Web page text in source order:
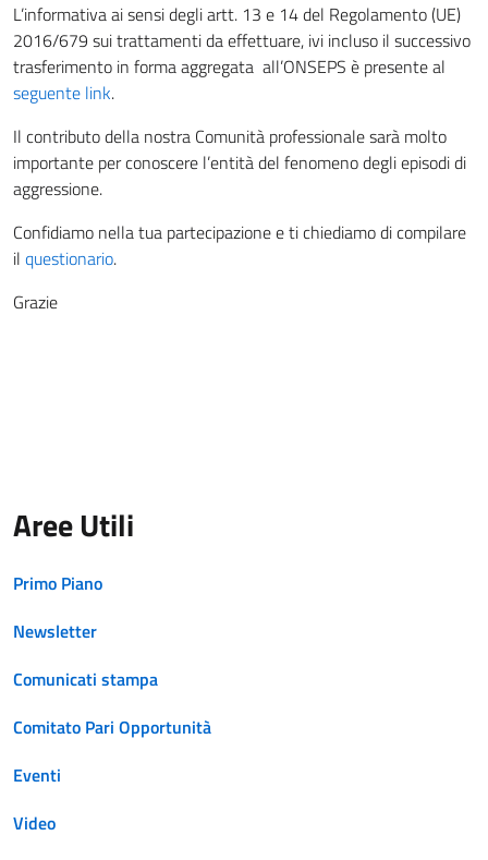
L’informativa ai sensi degli artt. 13 e 14 del Regolamento (UE)
2016/679 sui trattamenti da effettuare, ivi incluso il successivo
trasferimento in forma aggregata all’ONSEPS è presente al
seguente link.
Il contributo della nostra Comunità professionale sarà molto
importante per conoscere l’entità del fenomeno degli episodi di
aggressione.
Confidiamo nella tua partecipazione e ti chiediamo di compilare
il questionario.
Grazie
Aree Utili
Primo Piano
Newsletter
Comunicati stampa
Comitato Pari Opportunità
Eventi
Video